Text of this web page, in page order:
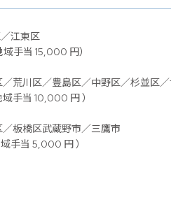
江東区
手当 15,000 円）
荒川区／豊島区／中野区／杉並区
手当 10,000 円 ）
板橋区武蔵野市／三鷹市
手当 5,000 円 ）